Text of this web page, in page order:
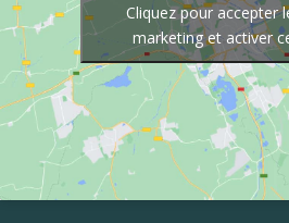
Cliquez pour accepter
marketing et activer